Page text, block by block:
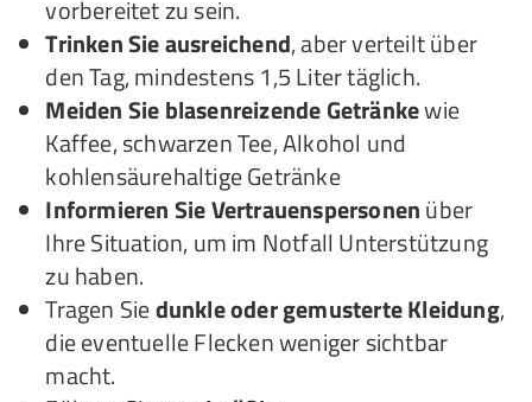
vorbereitet zu sein.
Trinken Sie ausreichend, aber verteilt über
den Tag, mindestens 1,5 Liter täglich.
Meiden Sie blasenreizende Getränkewie
Kaffee, schwarzen Tee, Alkohol und
kohlensäurehaltige Getränke
Informieren Sie Vertrauenspersonenüber
Ihre Situation, um im Notfall Unterstützung
zu haben.
Tragen Siedunkle oder gemusterte Kleidung,
die eventuelle Flecken weniger sichtbar
macht.